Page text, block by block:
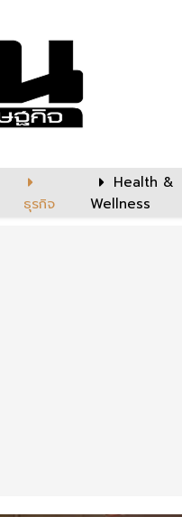
ธุรกิจ
Health &
Wellness